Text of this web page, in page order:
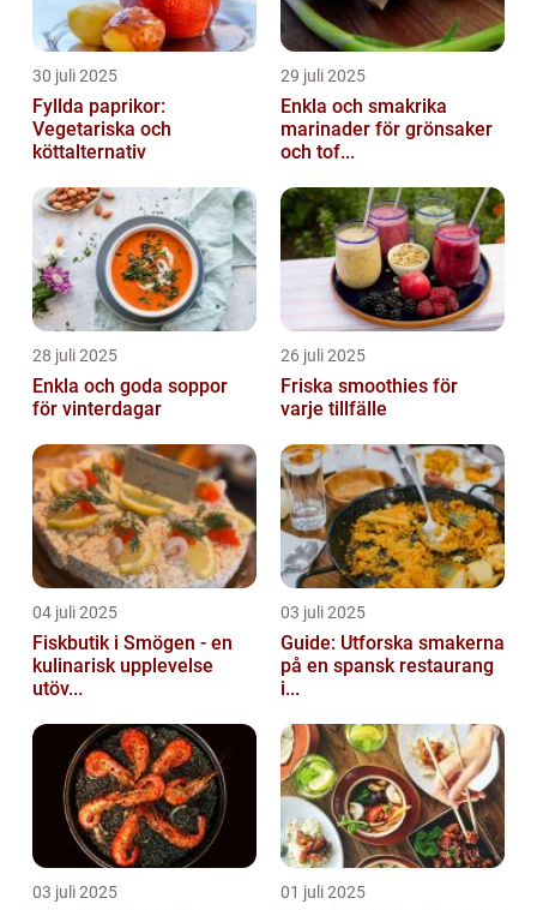
30 juli 2025
Fyllda paprikor:
Vegetariska och
köttalternativ
29 juli 2025
Enkla och smakrika
marinader för grönsaker
och tof...
28 juli 2025
Enkla och goda soppor
för vinterdagar
26 juli 2025
Friska smoothies för
varje tillfälle
04 juli 2025
Fiskbutik i Smögen - en
kulinarisk upplevelse
utöv...
03 juli 2025
Guide: Utforska smakerna
på en spansk restaurang
i...
03 juli 2025 01 juli 2025